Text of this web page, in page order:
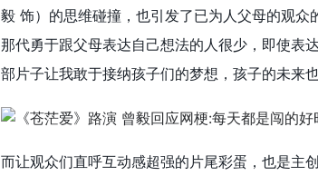
毅 饰）的思维碰撞，也引发了已为人父母的观
那代勇于跟父母表达自己想法的人很少，即使表
部片子让我敢于接纳孩子们的梦想，孩子的未来
而让观众们直呼互动感超强的片尾彩蛋，也是主